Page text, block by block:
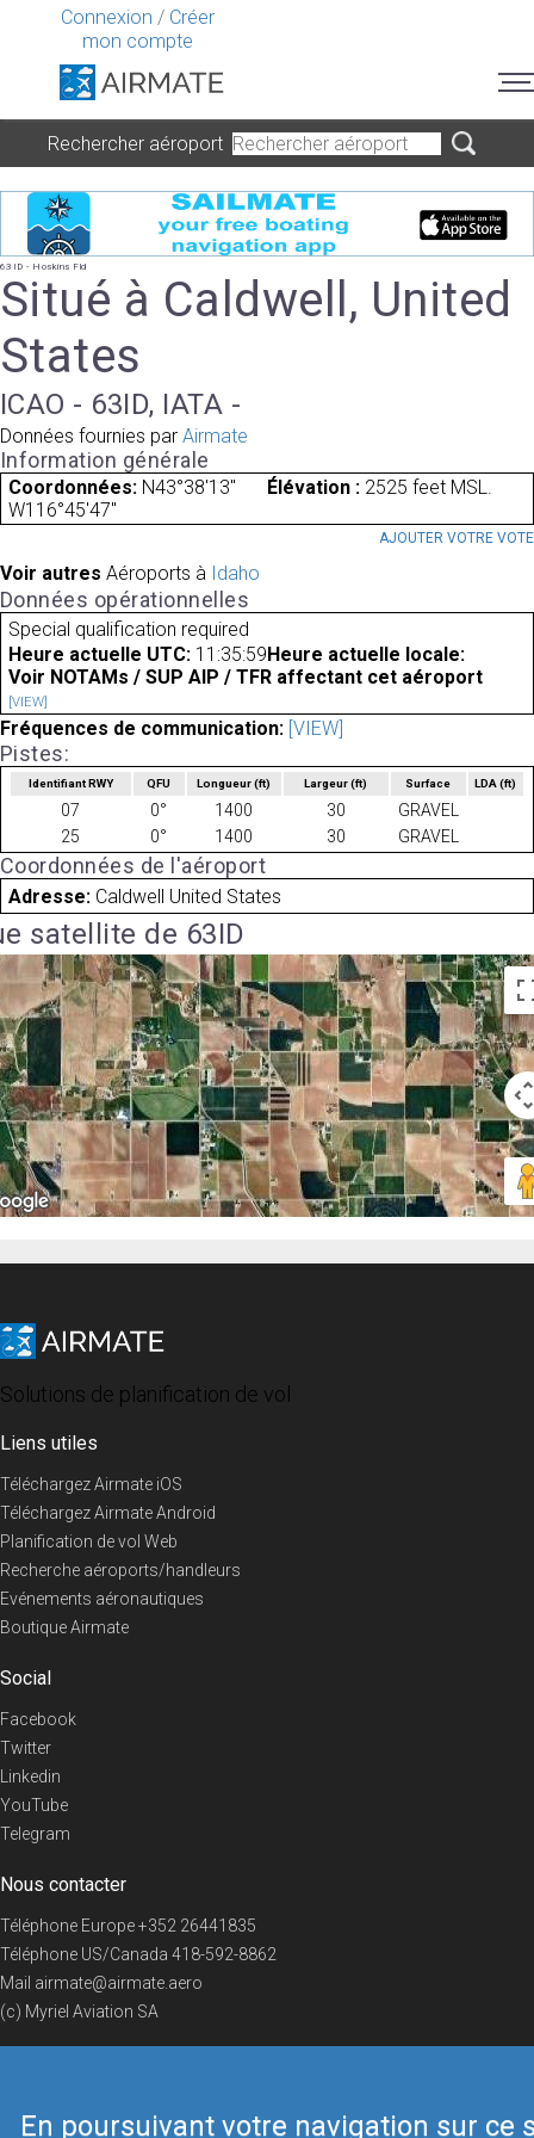
Connexion / Créer
mon compte
En poursuivant votre navigation sur ce
Rechercher aéroport
63ID - Hoskins Fld
Situé à Caldwell, United
States
ICAO - 63ID, IATA -
Données fournies par Airmate
Information générale
Coordonnées: N43°38'13"
W116°45'47"
Élévation : 2525 feet MSL.
AJOUTER VOTRE VOTE
Voir autres Aéroports à Idaho
Données opérationnelles
Special qualification required
Heure actuelle UTC: 11:35:59 Heure actuelle locale:
Voir NOTAMs / SUP AIP / TFR affectant cet aéroport
[VIEW]
Fréquences de communication: [VIEW]
Pistes:
Identifiant RWY QFU Longueur(ft) Largeur(ft) Surface LDA(ft)
07 0° 1400 30
GRAVEL
25
0° 1400 30 GRAVEL
Coordonnées de l'aéroport
Adresse: Caldwell United States
satellite de 63ID
Solutions de planification de vol
Liens utiles
Téléchargez Airmate iOS
Téléchargez Airmate Android
Planification de vol Web
Recherche aéroports/handleurs
Evénements aéronautiques
Boutique Airmate
Social
Facebook
Twitter
Linkedin
YouTube
Telegram
Nous contacter
Téléphone Europe+352 26441835
Téléphone US/Canada 418-592-8862
Mail airmate@airmate.aero
(c) Myriel Aviation SA
© 2019 Airmate -Conditions d'utilisation-Vie privée Back to top